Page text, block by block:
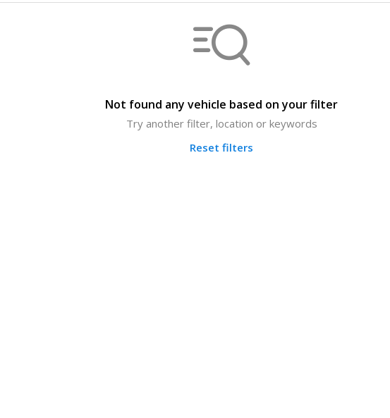
Not found any vehicle based on your filter
Try another filter, location or keywords
Reset filters